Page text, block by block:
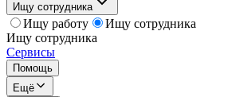
Ищу сотрудника
Ищу работу
Ищу сотрудника
Ищу сотрудника
Сервисы
Помощь
Ещё